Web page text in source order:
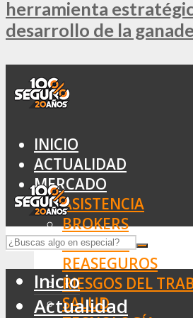
herramienta
desarrollo de la
INICIO
ACTUALIDAD
MERCADO
ASISTENCIA
BROKERS
SEGUROS
REASEGUROS
RIESGOS DEL
SALUD
Inicio
Actualidad